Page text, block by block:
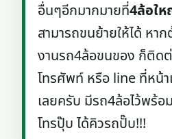
อื่นๆอีกมากมายที่4ล้อใ
สามารถขนย้ายให้ได้ หา
งานรถ4ล้อขนของ ก็ติดต่
โทรศัพท์ หรือ line ที่หน้า
เลยครับ มีรถ4ล้อไว้พร้
โทรปุ๊บ ได้คิวรถปั๊บ!!!